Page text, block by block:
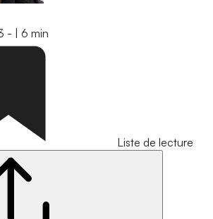
- 6 min
Liste de lecture